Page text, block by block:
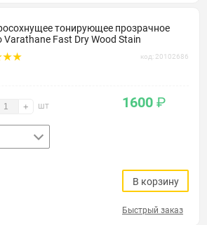
тонирующее прозрачное
Varathane Fast Dry Wood Stain
код: 20102686
+ шт 1600 ₽
В корзину
Быстрый заказ